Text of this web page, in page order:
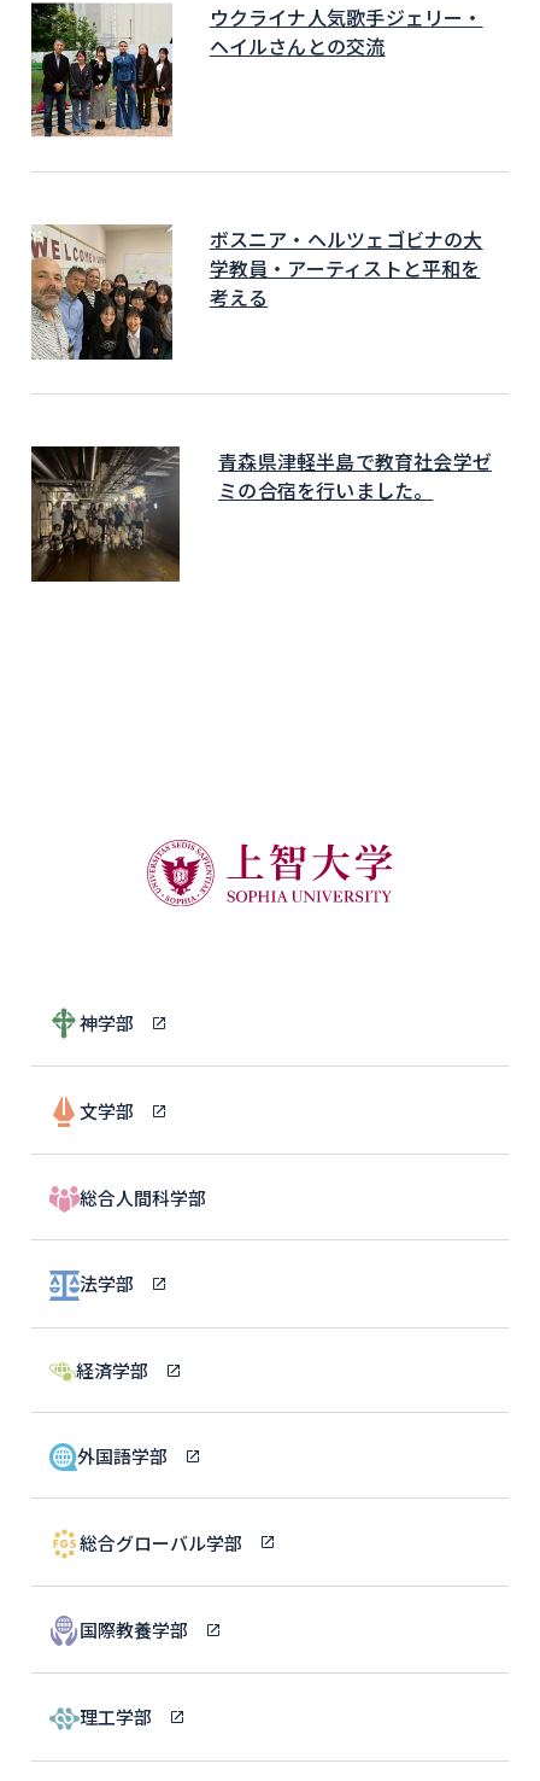
ウクライナ人気歌手ジェリー・
ヘイルさんとの交流
ボスニア・ヘルツェゴビナの大
学教員・アーティストと平和を
考える
青森県津軽半島で教育社会学ゼ
ミの合宿を行いました。
神学部
文学部
総合人間科学部
法学部
経済学部
外国語学部
総合グローバル学部
国際教養学部
理工学部